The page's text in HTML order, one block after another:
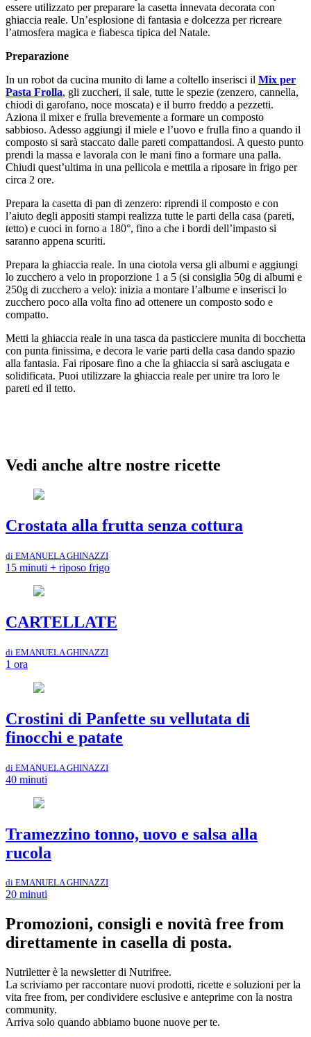
essere utilizzato per preparare la casetta innevata decorata con
ghiaccia reale. Un’esplosione di fantasia e dolcezza per ricreare
l’atmosfera magica e fiabesca tipica del Natale.
Preparazione
In un robot da cucina munito di lame a coltello inserisci il Mix per
Pasta Frolla, gli zuccheri, il sale, tutte le spezie (zenzero, cannella,
chiodi di garofano, noce moscata) e il burro freddo a pezzetti.
Aziona il mixer e frulla brevemente a formare un composto
sabbioso. Adesso aggiungi il miele e l’uovo e frulla fino a quando il
composto si sarà staccato dalle pareti compattandosi. A questo punto
prendi la massa e lavorala con le mani fino a formare una palla.
Chiudi quest’ultima in una pellicola e mettila a riposare in frigo per
circa 2 ore.
Prepara la casetta di pan di zenzero: riprendi il composto e con
l’aiuto degli appositi stampi realizza tutte le parti della casa (pareti,
tetto) e cuoci in forno a 180°, fino a che i bordi dell’impasto si
saranno appena scuriti.
Prepara la ghiaccia reale. In una ciotola versa gli albumi e aggiungi
lo zucchero a velo in proporzione 1 a 5 (si consiglia 50g di albumi e
250g di zucchero a velo): inizia a montare l’albume e inserisci lo
zucchero poco alla volta fino ad ottenere un composto sodo e
compatto.
Metti la ghiaccia reale in una tasca da pasticciere munita di bocchetta
con punta finissima, e decora le varie parti della casa dando spazio
alla fantasia. Fai riposare fino a che la ghiaccia si sarà asciugata e
solidificata. Puoi utilizzare la ghiaccia reale per unire tra loro le
pareti ed il tetto.
Vedi anche altre nostre ricette
Crostata alla frutta senza cottura
di EMANUELA GHINAZZI
15 minuti + riposo frigo
CARTELLATE
di EMANUELA GHINAZZI
1 ora
Crostini di Panfette su vellutata di
finocchi e patate
di EMANUELA GHINAZZI
40 minuti
Tramezzino tonno, uovo e salsa alla
rucola
di EMANUELA GHINAZZI
20 minuti
Promozioni, consigli e novità free from
direttamente in casella di posta.
Nutriletter è la newsletter di Nutrifree.
La scriviamo per raccontare nuovi prodotti, ricette e soluzioni per la
vita free from, per condividere esclusive e anteprime con la nostra
community.
Arriva solo quando abbiamo buone nuove per te.